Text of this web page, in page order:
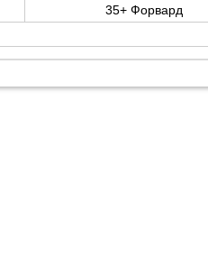
35+ Форвард